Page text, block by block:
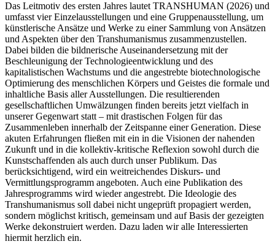
Das Leitmotiv des ersten Jahres lautet TRANSHUMAN (2026) und
umfasst vier Einzelausstellungen und eine Gruppenausstellung, um
künstlerische Ansätze und Werke zu einer Sammlung von Ansätzen
und Aspekten über den Transhumanismus zusammenzustellen.
Dabei bilden die bildnerische Auseinandersetzung mit der
Beschleunigung der Technologieentwicklung und des
kapitalistischen Wachstums und die angestrebte biotechnologische
Optimierung des menschlichen Körpers und Geistes die formale und
inhaltliche Basis aller Ausstellungen. Die resultierenden
gesellschaftlichen Umwälzungen finden bereits jetzt vielfach in
unserer Gegenwart statt – mit drastischen Folgen für das
Zusammenleben innerhalb der Zeitspanne einer Generation. Diese
akuten Erfahrungen fließen mit ein in die Visionen der nahenden
Zukunft und in die kollektiv-kritische Reflexion sowohl durch die
Kunstschaffenden als auch durch unser Publikum. Das
berücksichtigend, wird ein weitreichendes Diskurs- und
Vermittlungsprogramm angeboten. Auch eine Publikation des
Jahresprogramms wird wieder angestrebt. Die Ideologie des
Transhumanismus soll dabei nicht ungeprüft propagiert werden,
sondern möglichst kritisch, gemeinsam und auf Basis der gezeigten
Werke dekonstruiert werden. Dazu laden wir alle Interessierten
hiermit herzlich ein.